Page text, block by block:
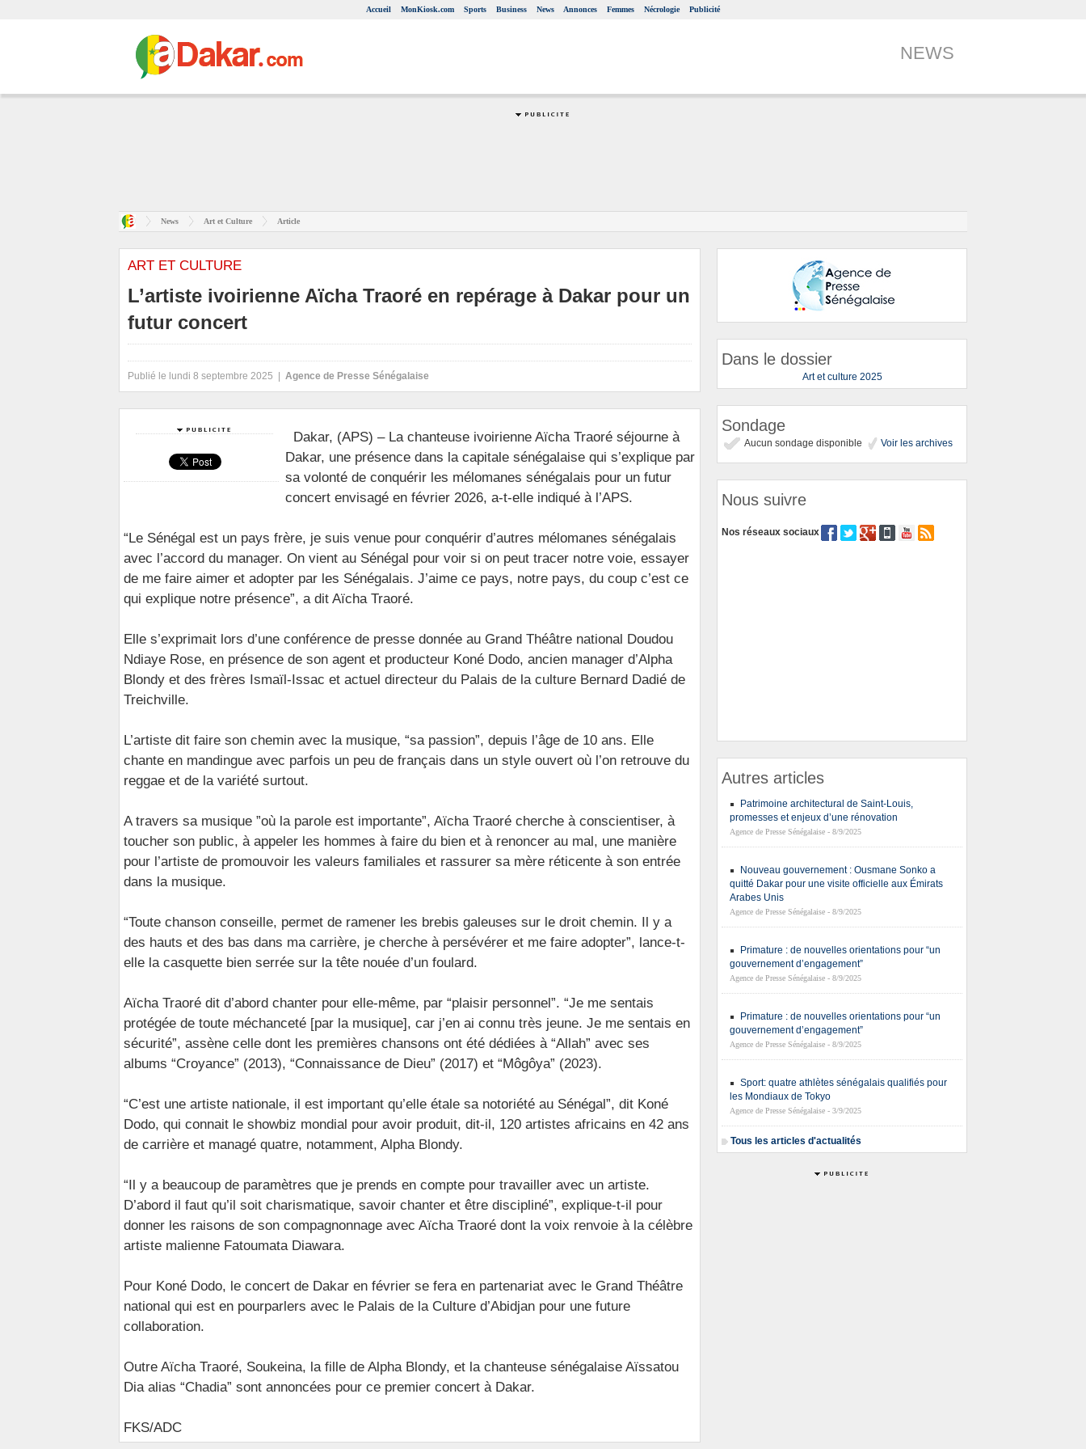
Accueil MonKiosk.com Sports Business News Annonces Femmes Nécrologie Publicité
NEWS
News Art et Culture Article
ART ET CULTURE
L’artiste ivoirienne Aïcha Traoré en repérage à Dakar pour un
futur concert
Publié le lundi 8 septembre 2025 | Agence de Presse Sénégalaise
Dakar, (APS) – La chanteuse ivoirienne Aïcha Traoré séjourne à
Dakar, une présence dans la capitale sénégalaise qui s’explique par
sa volonté de conquérir les mélomanes sénégalais pour un futur
concert envisagé en février 2026, a-t-elle indiqué à l’APS.
“Le Sénégal est un pays frère, je suis venue pour conquérir d’autres mélomanes sénégalais
avec l’accord du manager. On vient au Sénégal pour voir si on peut tracer notre voie, essayer
de me faire aimer et adopter par les Sénégalais. J’aime ce pays, notre pays, du coup c’est ce
qui explique notre présence”, a dit Aïcha Traoré.
Elle s’exprimait lors d’une conférence de presse donnée au Grand Théâtre national Doudou
Ndiaye Rose, en présence de son agent et producteur Koné Dodo, ancien manager d’Alpha
Blondy et des frères Ismaïl-Issac et actuel directeur du Palais de la culture Bernard Dadié de
Treichville.
L’artiste dit faire son chemin avec la musique, “sa passion”, depuis l’âge de 10 ans. Elle
chante en mandingue avec parfois un peu de français dans un style ouvert où l’on retrouve du
reggae et de la variété surtout.
A travers sa musique ”où la parole est importante”, Aïcha Traoré cherche à conscientiser, à
toucher son public, à appeler les hommes à faire du bien et à renoncer au mal, une manière
pour l’artiste de promouvoir les valeurs familiales et rassurer sa mère réticente à son entrée
dans la musique.
“Toute chanson conseille, permet de ramener les brebis galeuses sur le droit chemin. Il y a
des hauts et des bas dans ma carrière, je cherche à persévérer et me faire adopter”, lance-t-
elle la casquette bien serrée sur la tête nouée d’un foulard.
Aïcha Traoré dit d’abord chanter pour elle-même, par “plaisir personnel”. “Je me sentais
protégée de toute méchanceté [par la musique], car j’en ai connu très jeune. Je me sentais en
sécurité”, assène celle dont les premières chansons ont été dédiées à “Allah” avec ses
albums “Croyance” (2013), “Connaissance de Dieu” (2017) et “Môgôya” (2023).
“C’est une artiste nationale, il est important qu’elle étale sa notoriété au Sénégal”, dit Koné
Dodo, qui connait le showbiz mondial pour avoir produit, dit-il, 120 artistes africains en 42 ans
de carrière et managé quatre, notamment, Alpha Blondy.
“Il y a beaucoup de paramètres que je prends en compte pour travailler avec un artiste.
D’abord il faut qu’il soit charismatique, savoir chanter et être discipliné”, explique-t-il pour
donner les raisons de son compagnonnage avec Aïcha Traoré dont la voix renvoie à la célèbre
artiste malienne Fatoumata Diawara.
Pour Koné Dodo, le concert de Dakar en février se fera en partenariat avec le Grand Théâtre
national qui est en pourparlers avec le Palais de la Culture d’Abidjan pour une future
collaboration.
Outre Aïcha Traoré, Soukeina, la fille de Alpha Blondy, et la chanteuse sénégalaise Aïssatou
Dia alias “Chadia” sont annoncées pour ce premier concert à Dakar.
FKS/ADC
Dans le dossier
Art et culture 2025
Sondage
Aucun sondage disponible Voir les archives
Nous suivre
Nos réseaux sociaux
Autres articles
Patrimoine architectural de Saint-Louis,
promesses et enjeux d’une rénovation
Agence de Presse Sénégalaise - 8/9/2025
Nouveau gouvernement : Ousmane Sonko a
quitté Dakar pour une visite officielle aux Émirats
Arabes Unis
Agence de Presse Sénégalaise - 8/9/2025
Primature : de nouvelles orientations pour “un
gouvernement d’engagement”
Agence de Presse Sénégalaise - 8/9/2025
Primature : de nouvelles orientations pour “un
gouvernement d’engagement”
Agence de Presse Sénégalaise - 8/9/2025
Sport: quatre athlètes sénégalais qualifiés pour
les Mondiaux de Tokyo
Agence de Presse Sénégalaise - 3/9/2025
Tous les articles d'actualités